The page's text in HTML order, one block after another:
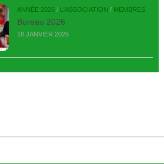
ANNÉE 2026 / L'ASSOCIATION / MEMBRES
Bureau 2026
18 JANVIER 2026